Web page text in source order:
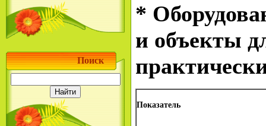
Поиск
*
и объекты
Показатель